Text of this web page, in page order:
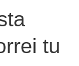
tu